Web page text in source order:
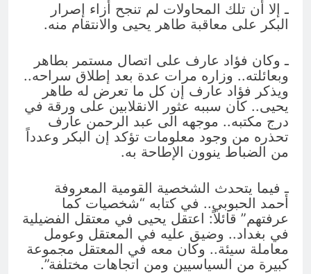
ـ إلا أن تلك المحاولات لم تنجح أزاء إصرار
البكر على معاقبة طاهر يحيى والانتقام منه.
ـ وكان فؤاد عارف على اتصال مستمر بطاهر
وبعائلته.. وزاره مرات عدة بعد إطلاق سراحه..
ويذكر فؤاد عارف إن كل ما تعرض له طاهر
يحيى.. كان سببه عثور الانقلابين على ورقة في
درج مكتبه.. موجهه الى عبد الرحمن عارف
تحذره من وجود معلومات تؤكد إن البكر وعدداً
من الضباط ينوون الإطاحة به.
ـ فيما يتحدث الشخصية القومية المعروفة
أحمد الحبوبي.. في كتابه “شخصيات كما
عرفتهم” قائلاً: اعتقل يحيى في معتقل الفضيلية
في بغداد.. وضيق عليه في المعتقل وعومل
معاملة سيئة.. وكان معه في المعتقل مجموعة
كبيرة من السياسيين ومن اتجاهات مختلفة”.